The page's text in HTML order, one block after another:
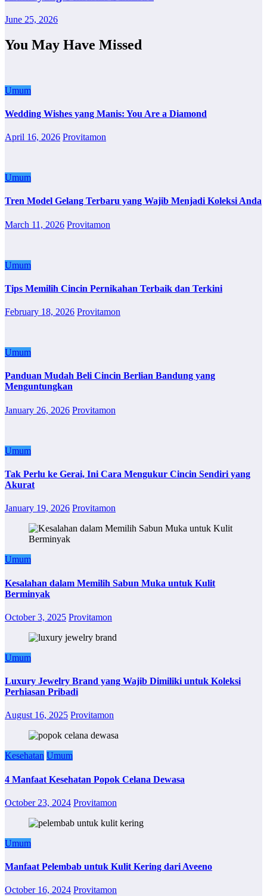
June 25, 2026
You May Have Missed
Umum
Wedding Wishes yang Manis: You Are a Diamond
April 16, 2026 Provitamon
Umum
Tren Model Gelang Terbaru yang Wajib Menjadi Koleksi Anda
March 11, 2026 Provitamon
Umum
Tips Memilih Cincin Pernikahan Terbaik dan Terkini
February 18, 2026 Provitamon
Umum
Panduan Mudah Beli Cincin Berlian Bandung yang
Menguntungkan
January 26, 2026 Provitamon
Umum
Tak Perlu ke Gerai, Ini Cara Mengukur Cincin Sendiri yang
Akurat
January 19, 2026 Provitamon
Umum
Kesalahan dalam Memilih Sabun Muka untuk Kulit
Berminyak
October 3, 2025 Provitamon
Umum
Luxury Jewelry Brand yang Wajib Dimiliki untuk Koleksi
Perhiasan Pribadi
August 16, 2025 Provitamon
Kesehatan Umum
4 Manfaat Kesehatan Popok Celana Dewasa
October 23, 2024 Provitamon
Umum
Manfaat Pelembab untuk Kulit Kering dari Aveeno
October 16, 2024 Provitamon